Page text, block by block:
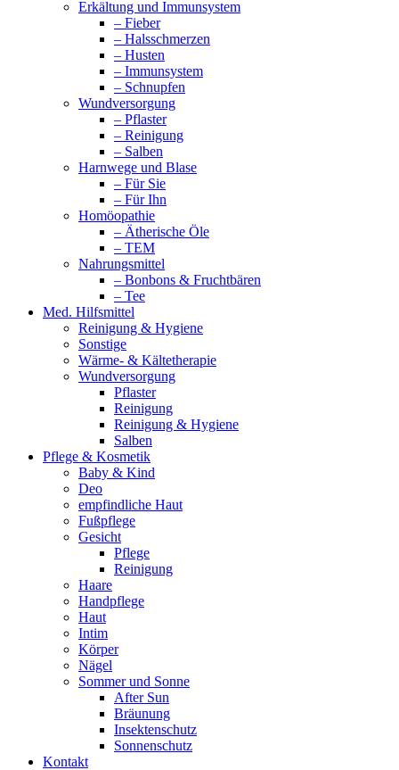
Erkältung und Immunsystem
– Fieber
– Halsschmerzen
– Husten
– Immunsystem
– Schnupfen
Wundversorgung
– Pflaster
– Reinigung
– Salben
Harnwege und Blase
– Für Sie
– Für Ihn
Homöopathie
– Ätherische Öle
– TEM
Nahrungsmittel
– Bonbons & Fruchtbären
– Tee
Med. Hilfsmittel
Reinigung & Hygiene
Sonstige
Wärme- & Kältetherapie
Wundversorgung
Pflaster
Reinigung
Reinigung & Hygiene
Salben
Pflege & Kosmetik
Baby & Kind
Deo
empfindliche Haut
Fußpflege
Gesicht
Pflege
Reinigung
Haare
Handpflege
Haut
Intim
Körper
Nägel
Sommer und Sonne
After Sun
Bräunung
Insektenschutz
Sonnenschutz
Kontakt